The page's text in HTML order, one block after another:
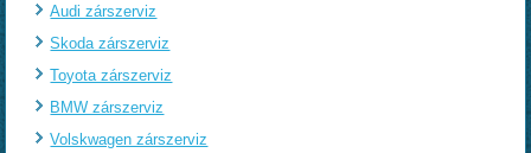
Audi zárszerviz
Skoda zárszerviz
Toyota zárszerviz
BMW zárszerviz
Volskwagen zárszerviz